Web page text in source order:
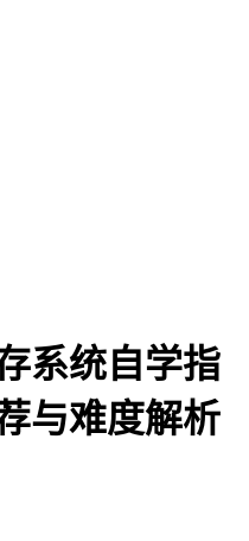
系统自学指
与难度解析